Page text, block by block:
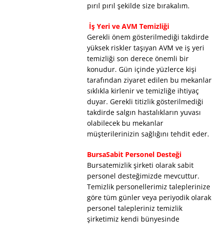
pırıl pırıl şekilde size bırakalım.
İş Yeri ve AVM Temizliği
Gerekli önem gösterilmediği takdirde
yüksek riskler taşıyan AVM ve iş yeri
temizliği son derece önemli bir
konudur. Gün içinde yüzlerce kişi
tarafından ziyaret edilen bu mekanlar
sıklıkla kirlenir ve temizliğe ihtiyaç
duyar. Gerekli titizlik gösterilmediği
takdirde salgın hastalıkların yuvası
olabilecek bu mekanlar
müşterilerinizin sağlığını tehdit eder.
BursaSabit Personel Desteği
Bursatemizlik şirketi olarak sabit
personel desteğimizde mevcuttur.
Temizlik personellerimiz taleplerinize
göre tüm günler veya periyodik olarak
personel talepleriniz temizlik
şirketimiz kendi bünyesinde